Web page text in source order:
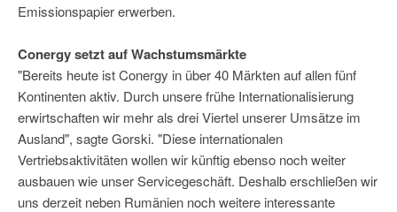
Emissionspapier erwerben.
Conergy setzt auf Wachstumsmärkte
"Bereits heute ist Conergy in über 40 Märkten auf allen fünf
Kontinenten aktiv. Durch unsere frühe Internationalisierung
erwirtschaften wir mehr als drei Viertel unserer Umsätze im
Ausland", sagte Gorski. "Diese internationalen
Vertriebsaktivitäten wollen wir künftig ebenso noch weiter
ausbauen wie unser Servicegeschäft. Deshalb erschließen wir
uns derzeit neben Rumänien noch weitere interessante